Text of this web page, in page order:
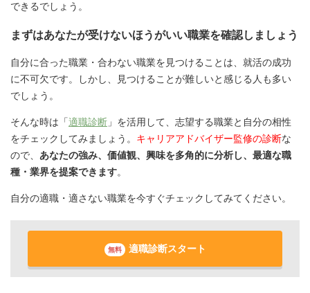
できるでしょう。
まずはあなたが受けないほうがいい職業を確認しましょう
自分に合った職業・合わない職業を見つけることは、就活の成功
に不可欠です。しかし、見つけることが難しいと感じる人も多い
でしょう。
そんな時は「適職診断 」を活用して、志望する職業と自分の相性
をチェックしてみましょう。 キャリアアドバイザー監修の診断な
ので、 あなたの強み、価値観、興味を多角的に分析し、最適な職
種・業界を提案できます。
自分の適職・適さない職業を今すぐチェックしてみてください。
無料 適職診断スタート